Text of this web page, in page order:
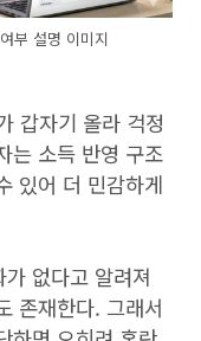
부 설명 이미지
갑자기 올라 걱정
는 소득 반영 구조
있어 더 민감하게
없다고 알려져
존재한다. 그래서